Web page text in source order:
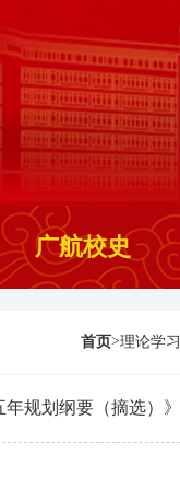
广航校史
首页>理论学习
规划纲要（摘选）》